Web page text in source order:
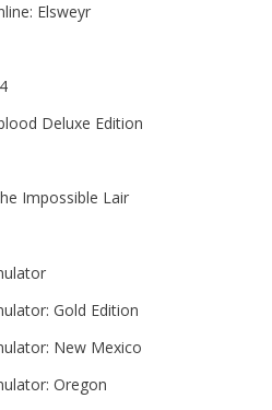
Elsweyr
Deluxe Edition
Impossible Lair
Gold Edition
New Mexico
Oregon